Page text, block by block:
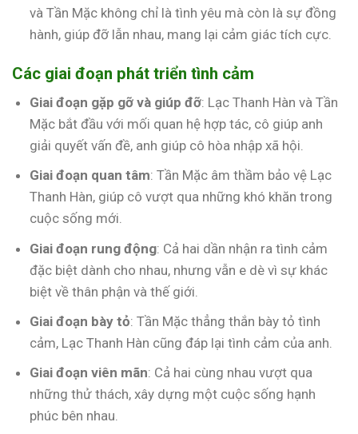
và Tần Mặc không chỉ là tình yêu mà còn là sự đồng
hành, giúp đỡ lẫn nhau, mang lại cảm giác tích cực.
Các giai đoạn phát triển tình cảm
Giai đoạn gặp gỡ và giúp đỡ: Lạc Thanh Hàn và Tần
Mặc bắt đầu với mối quan hệ hợp tác, cô giúp anh
giải quyết vấn đề, anh giúp cô hòa nhập xã hội.
Giai đoạn quan tâm: Tần Mặc âm thầm bảo vệ Lạc
Thanh Hàn, giúp cô vượt qua những khó khăn trong
cuộc sống mới.
Giai đoạn rung động: Cả hai dần nhận ra tình cảm
đặc biệt dành cho nhau, nhưng vẫn e dè vì sự khác
biệt về thân phận và thế giới.
Giai đoạn bày tỏ: Tần Mặc thẳng thắn bày tỏ tình
cảm, Lạc Thanh Hàn cũng đáp lại tình cảm của anh.
Giai đoạn viên mãn: Cả hai cùng nhau vượt qua
những thử thách, xây dựng một cuộc sống hạnh
phúc bên nhau.